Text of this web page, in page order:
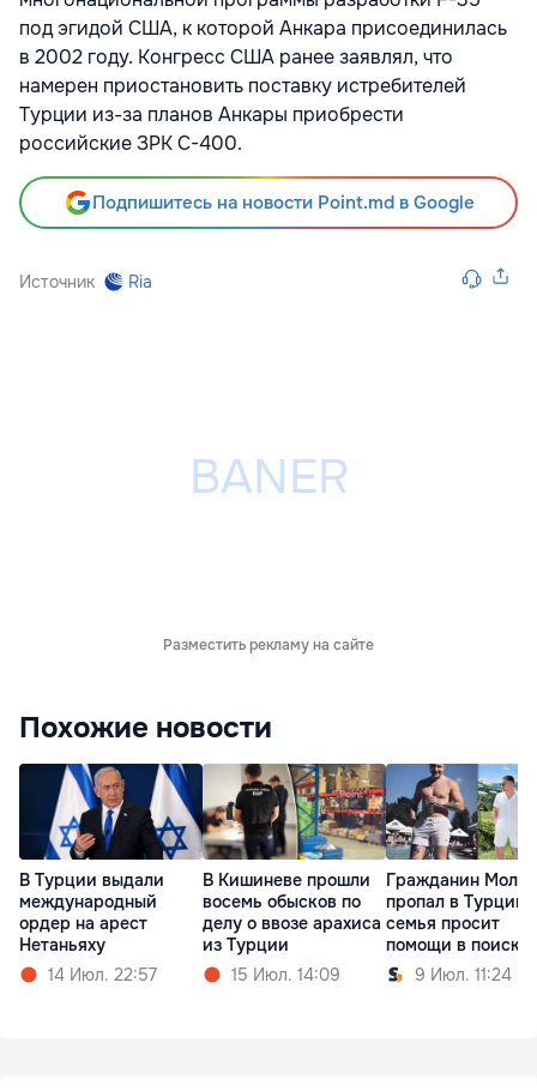
под эгидой США, к которой Анкара присоединилась
в 2002 году. Конгресс США ранее заявлял, что
намерен приостановить поставку истребителей
Турции из-за планов Анкары приобрести
российские ЗРК С-400.
Подпишитесь на новости Point.md в Google
Источник Ria
Разместить рекламу на сайте
Похожие новости
В Турции выдали
международный
ордер на арест
Нетаньяху
14 Июл. 22:57
В Кишиневе прошли
восемь обысков по
делу о ввозе арахиса
из Турции
15 Июл. 14:09
Гражданин
пропал в Турции:
семья просит
помощи в поисках
9 Июл. 11:24